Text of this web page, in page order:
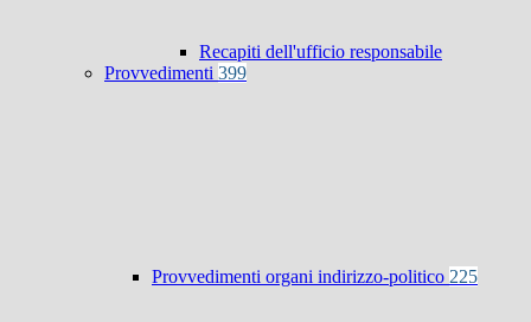
Recapiti dell'ufficio responsabile
Provvedimenti 399
Provvedimenti organi indirizzo-politico 225